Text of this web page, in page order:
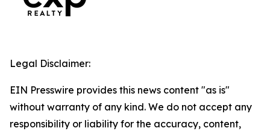
Legal Disclaimer:
EIN Presswire provides this news content "as is"
without warranty of any kind. We do not accept any
responsibility or liability for the accuracy, content,